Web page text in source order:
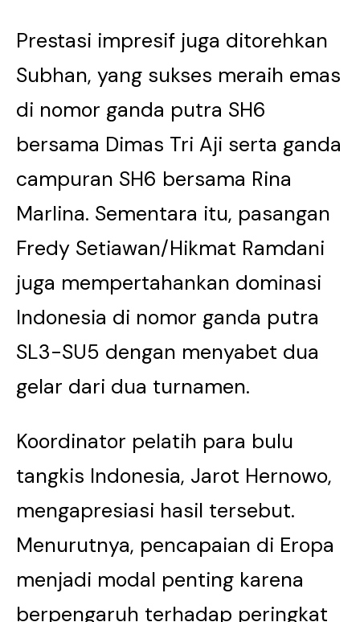
Prestasi impresif juga ditorehkan
Subhan, yang sukses meraih emas
di nomor ganda putra SH6
bersama Dimas Tri Aji serta ganda
campuran SH6 bersama Rina
Marlina. Sementara itu, pasangan
Fredy Setiawan/Hikmat Ramdani
juga mempertahankan dominasi
Indonesia di nomor ganda putra
SL3-SU5 dengan menyabet dua
gelar dari dua turnamen.
Koordinator pelatih para bulu
tangkis Indonesia, Jarot Hernowo,
mengapresiasi hasil tersebut.
Menurutnya, pencapaian di Eropa
menjadi modal penting karena
berpengaruh terhadap peringkat